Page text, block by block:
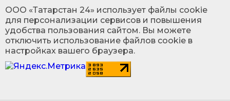
ООО «Татарстан 24» использует файлы cookie
для персонализации сервисов и повышения
удобства пользования сайтом. Вы можете
отключить использование файлов cookie в
настройках вашего браузера.